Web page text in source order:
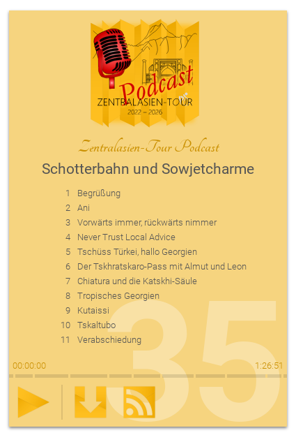
35
Zentralasien-Tour Podcast
Schotterbahn und Sowjetcharme
1
Begrüßung
2
Ani
3
Vorwärts immer, rückwärts nimmer
4
Never Trust Local Advice
5
Tschüss Türkei, hallo Georgien
6
Der Tskhratskaro-Pass mit Almut und Leon
7
Chiatura und die Katskhi-Säule
8
Tropisches Georgien
9
Kutaissi
10
Tskaltubo
11
Verabschiedung
00:00:00 1 :26:51